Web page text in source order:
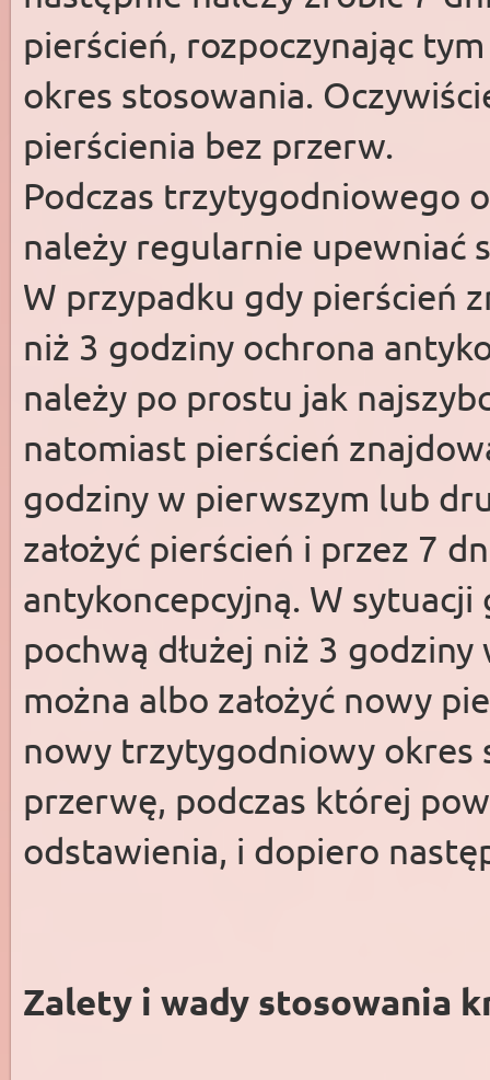
pierścień, rozpoczynając
okres stosowania.
pierścienia bez przerw.
Podczas trzytygodniowego
należy regularnie upewniać
W przypadku gdy pierścień
niż 3 godziny ochrona
należy po prostu jak
natomiast pierścień
godziny w pierwszym lub
założyć pierścień i przez 7
antykoncepcyjną. W sytuacji
pochwą dłużej niż 3
można albo założyć nowy
nowy trzytygodniowy okres
przerwę, podczas której
odstawienia, i dopiero
Zalety i wady stosowania